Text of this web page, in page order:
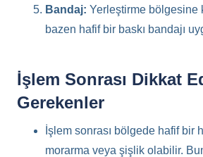
Bandaj: Yerleştirme bölgesine
bazen hafif bir baskı bandajı
İşlem Sonrası Dikkat
Gerekenler
İşlem sonrası bölgede hafif bir
morarma veya şişlik olabilir.